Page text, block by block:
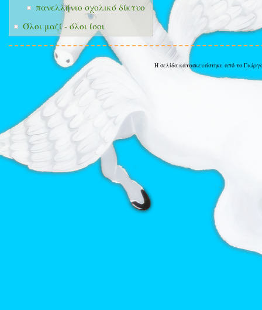
πανελλήνιο σχολικό δίκτυο
Όλοι μαζί - όλοι ίσοι
Η σελίδα κατασκευάστηκε από το